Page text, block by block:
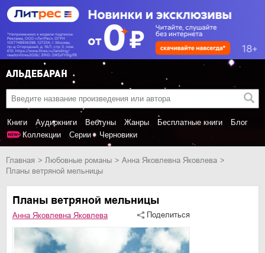
Книги Аудиокниги Вебтуны Жанры Бесплатные книги
Блог
Коллекции
Серии Черновики
Главная любовные романы
Анна Яковлевна Яковлева
Планы ветряной мельницы
Планы ветряной мельницы
Анна Яковлевна Яковлева Поделиться